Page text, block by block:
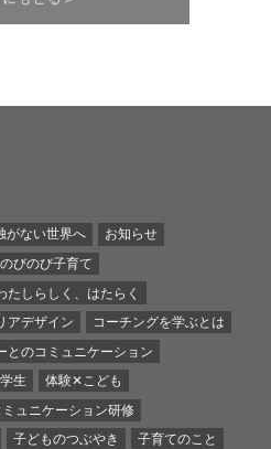
がない世界へ
お知らせ
のびのび子育て
たしらしく、はたらく
アデザイン
コーチングを学ぶとは
とのコミュニケーション
生
体験✕こども
ュニケーション研修
子どものつぶやき
子育てのこと